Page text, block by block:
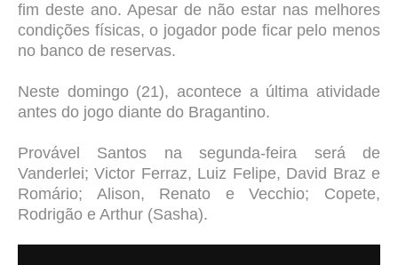
fim deste ano. Apesar de não estar nas melhores
condições físicas, o jogador pode ficar pelo menos
no banco de reservas.
Neste domingo (21), acontece a última atividade
antes do jogo diante do Bragantino.
Provável Santos na segunda-feira será de
Vanderlei; Victor Ferraz, Luiz Felipe, David Braz e
Romário; Alison, Renato e Vecchio; Copete,
Rodrigão e Arthur (Sasha).